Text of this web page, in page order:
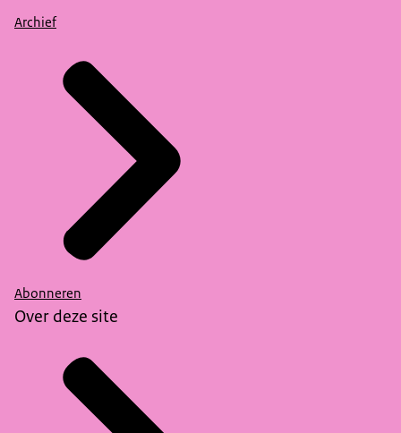
Archief
Abonneren
Over deze site